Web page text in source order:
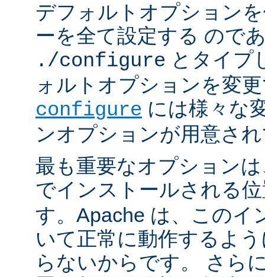
デフォルトオプション
ーを全て設定する ので
./configure とタイプ
ォルトオプションを変
configure には様々な
ンオプションが用意さ
最も重要なオプション
でインストールされる
す。Apache は、このイ
いて正常に動作するよ
らないからです。 さら